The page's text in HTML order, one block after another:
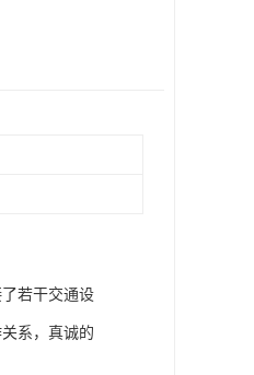
若干交通设
系，真诚的